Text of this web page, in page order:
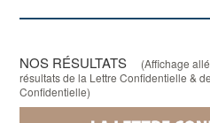
NOS RÉSULTATS
(Affichage
résultats de la Lettre Confidentielle &
Confidentielle)